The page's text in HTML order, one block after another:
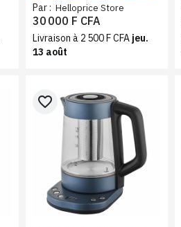
eau intelligent mural Noir,
5500 W performant
Par : Helloprice Store
30 000 F CFA
Livraison à 2 500 F CFA jeu.
13 août
favorite_border